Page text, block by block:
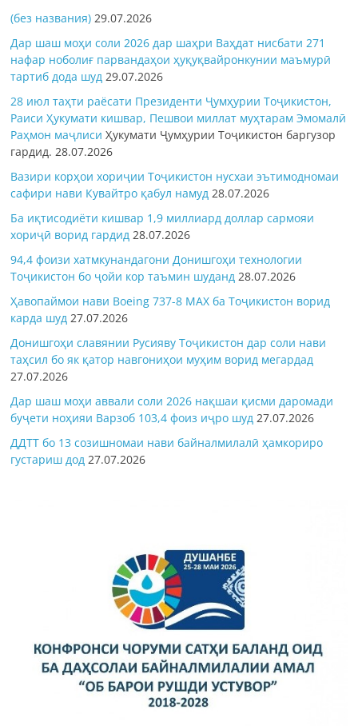
(без названия) 29.07.2026
Дар шаш моҳи соли 2026 дар шаҳри Ваҳдат нисбати 271
нафар ноболиғ парвандаҳои ҳуқуқвайронкунии маъмурӣ
тартиб дода шуд 29.07.2026
28 июл таҳти раёсати Президенти Ҷумҳурии Тоҷикистон,
Раиси Ҳукумати кишвар, Пешвои миллат муҳтарам Эмомалӣ
Раҳмон маҷлисиҲукумати Ҷумҳурии Тоҷикистон баргузор
гардид.28.07.2026
Вазири корҳои хориҷии Тоҷикистон нусхаи эътимодномаи
сафири нави Кувайтро қабул намуд 28.07.2026
Ба иқтисодиёти кишвар 1,9 миллиард доллар сармояи
хориҷӣ ворид гардид 28.07.2026
94,4 фоизи хатмкунандагони Донишгоҳи технологии
Тоҷикистон бо ҷойи кор таъмин шуданд 28.07.2026
Ҳавопаймои нави Boeing 737-8 MAX ба Тоҷикистон ворид
карда шуд 27.07.2026
Донишгоҳи славянии Русияву Тоҷикистон дар соли нави
таҳсил бо як қатор навгониҳои муҳим ворид мегардад
27.07.2026
Дар шаш моҳи аввали соли 2026 нақшаи қисми даромади
буҷети ноҳияи Варзоб 103,4 фоиз иҷро шуд 27.07.2026
ДДТТ бо 13 созишномаи нави байналмилалӣ ҳамкориро
густариш дод 27.07.2026